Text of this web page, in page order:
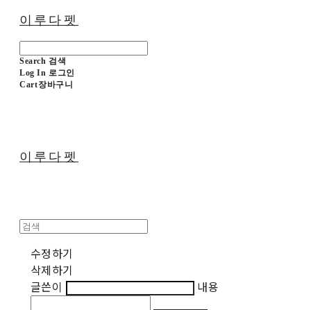
이루다펫
Search 검색
Log In 로그인
Cart장바구니
이루다펫
수정하기
삭제하기
글쓴이
내용